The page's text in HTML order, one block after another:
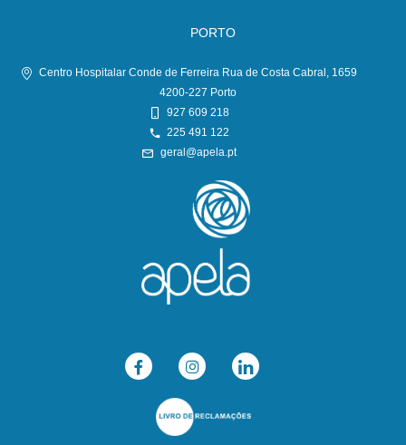
PORTO
Centro Hospitalar Conde de Ferreira Rua de Costa Cabral, 1659
4200-227 Porto
927 609 218
225 491 122
geral@apela.pt